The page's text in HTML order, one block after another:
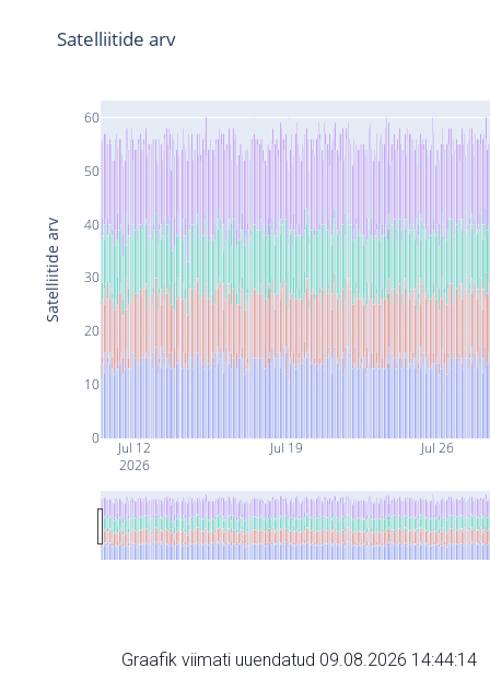
Jul 12
2026
Jul 19 Jul 26
0
10
20
30
40
50
60
Satelliitide arv
Satelliitide arv
Graafik viimati uuendatud 09.08.2026 14:44:14